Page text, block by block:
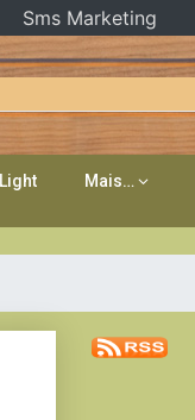
Light Mais…
Sms Marketing